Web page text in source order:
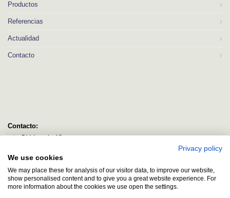
Productos
Referencias
Actualidad
Contacto
Contacto:
C/ Idorsolo 13
Bizkaia
logitec@logitecsl.net
+34 944 544 580
Privacy policy
We use cookies
We may place these for analysis of our visitor data, to improve our website,
show personalised content and to give you a great website experience. For
more information about the cookies we use open the settings.